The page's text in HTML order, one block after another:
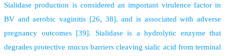
Sialidase production is considered an important virulence factor in
BV and aerobic vaginitis [26, 38], and is associated with adverse
pregnancy outcomes [39]. Sialidase is a hydrolytic enzyme that
degrades protective mucus barriers cleaving sialic acid from terminal